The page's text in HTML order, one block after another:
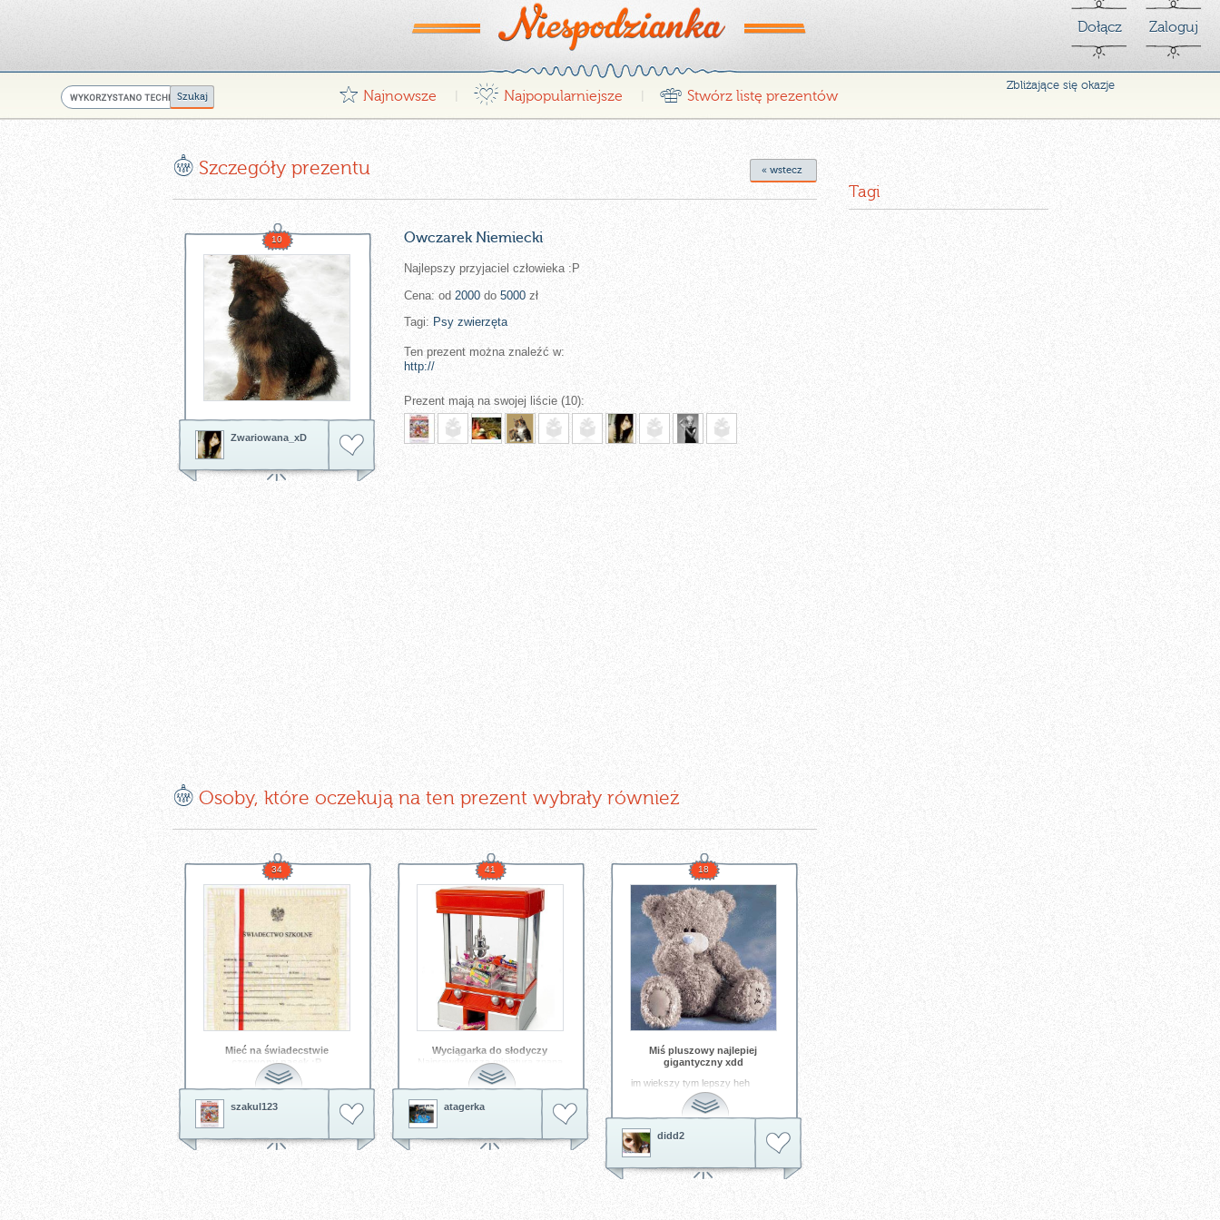
Dołącz Zaloguj
G Najnowsze ¤ Najpopularniejsze r Stwórz listę prezentów
Zbliżające się okazje
E Szczegóły prezentu « wstecz
10
Zwariowana_xD
Owczarek Niemiecki
Najlepszy przyjaciel człowieka :P
Cena: od 2000do 5000zł
Tagi: Psy zwierzęta
Ten prezent można znaleźć w:
http://
Prezent mają na swojej liście (10):
E Osoby, które oczekują na ten prezent wybrały również
34
Mieć na świadecstwie
czerwony pasek :P
Trzeba się tylko uczyć...
szakul123
41
Wyciągarka do słodyczy
Najprawdziwsza miniatura znana
z wesołych miasteczek "łapy" do
wyciągania słodyczy. Zasada
działania jest znana chyba
każdemu: wrzucamy żeton i
mamy dokładnie 1minutę i 15
sekund na zdobycie swojego
ulubionego łakocia. Nie jest to
atagerka
18
Miś pluszowy najlepiej
gigantyczny xdd
im wiekszy tym lepszy heh
xd
didd2
Tagi